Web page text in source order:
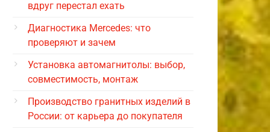
вдруг перестал ехать
Диагностика Mercedes: что
проверяют и зачем
Установка автомагнитолы: выбор,
совместимость, монтаж
Производство гранитных изделий в
России: от карьера до покупателя